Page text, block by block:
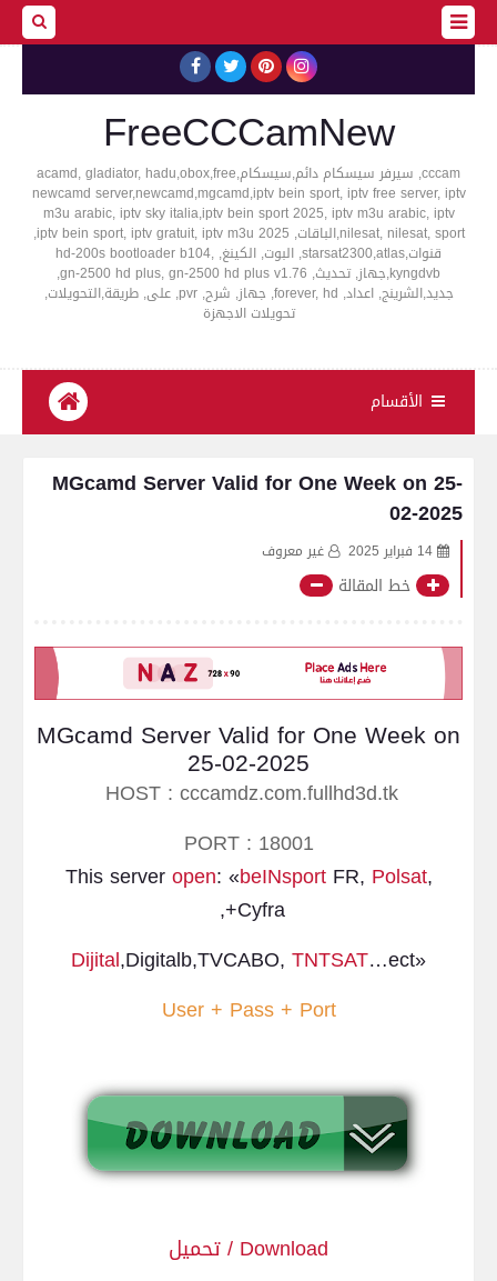
FreeCCCamNew
cccam, سيرفر سيسكام دائم,سيسكام,acamd, gladiator, hadu,obox,free
newcamd server,newcamd,mgcamd,iptv bein sport, iptv free server, iptv
m3u arabic, iptv sky italia,iptv bein sport 2025, iptv m3u arabic, iptv
nilesat, nilesat, sport,الباقات, iptv bein sport, iptv gratuit, iptv m3u 2025,
قنوات,starsat2300,atlas, البوت, الكينغ, hd-200s bootloader b104,
kyngdvb,جهاز, تحديث, gn-2500 hd plus, gn-2500 hd plus v1.76,
جديد,الشرينج, اعداد, forever, hd, جهاز, شرح, pvr, على, طريقة,التحويلات,
تحويلات الاجهزة
الأقسام
MGcamd Server Valid for One Week on 25-
02-2025
14 فبراير 2025 غير معروف
خط المقالة
MGcamd Server Valid for One Week on
25-02-2025
HOST : cccamdz.com.fullhd3d.tk
PORT : 18001
This serveropen: «beINsport FR, Polsat,
Cyfra+,
«
Dijital,Digitalb,TVCABO, TNTSAT…ect
User + Pass + Port
Download / تحميل